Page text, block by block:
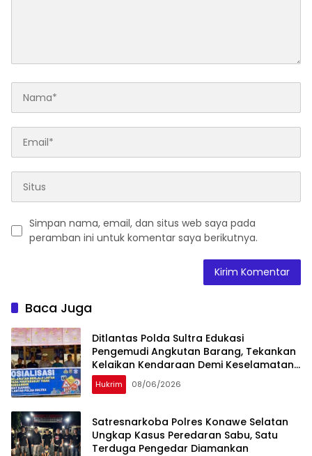
Simpan nama, email, dan situs web saya pada
peramban ini untuk komentar saya berikutnya.
Baca Juga
Ditlantas Polda Sultra Edukasi
Pengemudi Angkutan Barang, Tekankan
Kelaikan Kendaraan Demi Keselamatan
Berlalu Lintas
Hukrim 08/06/2026
Satresnarkoba Polres Konawe Selatan
Ungkap Kasus Peredaran Sabu, Satu
Terduga Pengedar Diamankan